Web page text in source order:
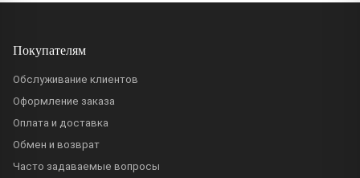
Покупателям
Обслуживание клиентов
Оформление заказа
Оплата и доставка
Обмен и возврат
Часто задаваемые вопросы